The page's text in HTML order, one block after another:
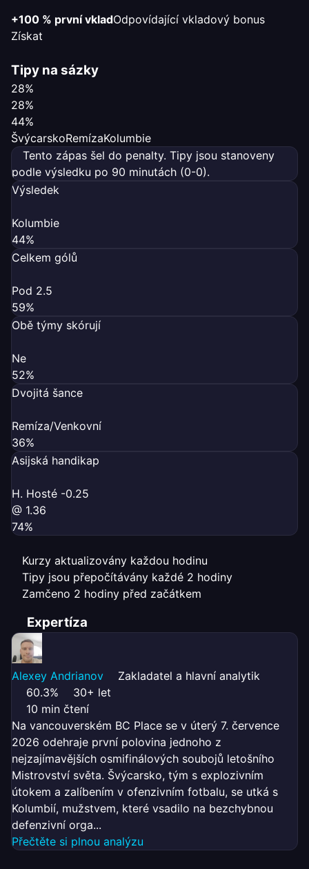
+100 % první vkladOdpovídající vkladový bonus
Získat
Tipy na sázky
28%
28%
44%
ŠvýcarskoRemízaKolumbie
Tento zápas šel do penalty. Tipy jsou stanoveny
podle výsledku po 90 minutách (0-0).
Výsledek
Kolumbie
44%
Celkem gólů
Pod 2.5
59%
Obě týmy skórují
Ne
52%
Dvojitá šance
Remíza/Venkovní
36%
Asijská handikap
H. Hosté -0.25
@ 1.36
74%
Kurzy aktualizovány každou hodinu
Tipy jsou přepočítávány každé 2 hodiny
Zamčeno 2 hodiny před začátkem
Expertíza
Alexey Andrianov
Zakladatel a hlavní analytik
60.3%
30+ let
10 min čtení
Na vancouverském BC Place se v úterý 7. července
2026 odehraje první polovina jednoho z
nejzajímavějších osmifinálových soubojů letošního
Mistrovství světa. Švýcarsko, tým s explozivním
útokem a zalíbením v ofenzivním fotbalu, se utká s
Kolumbií, mužstvem, které vsadilo na bezchybnou
defenzivní orga...
Přečtěte si plnou analýzu